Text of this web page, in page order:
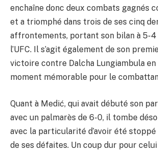
enchaîne donc deux combats gagnés
et a triomphé dans trois de ses cinq
affrontements, portant son bilan à 5-4
l’UFC. Il s’agit également de son
victoire contre Dalcha Lungiambula en
moment mémorable pour le
Quant à Medić, qui avait débuté son
avec un palmarès de 6-0, il tombe
avec la particularité d’avoir été stoppé
de ses défaites. Un coup dur pour